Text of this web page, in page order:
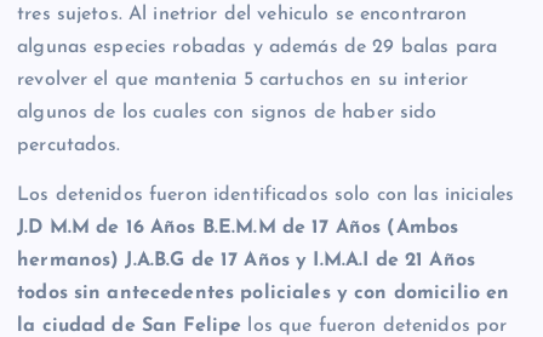
tres sujetos. Al inetrior del vehiculo se encontraron
algunas especies robadas y además de 29 balas para
revolver el que mantenia 5 cartuchos en su interior
algunos de los cuales con signos de haber sido
percutados.
Los detenidos fueron identificados solo con las iniciales
J.D M.M de 16 Años B.E.M.M de 17 Años (Ambos
hermanos) J.A.B.G de 17 Años y I.M.A.I de 21 Años
todos sin antecedentes policiales y con domicilio en
la ciudad de San Felipe
los que fueron detenidos por